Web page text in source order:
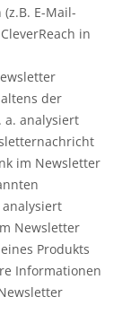
E-Mail-
in
der
a. analysiert
im Newsletter
analysiert
Newsletter
Produkts
Informationen